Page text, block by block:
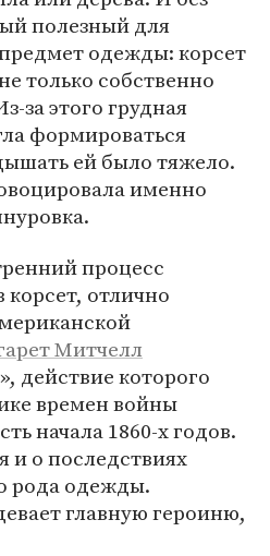
полезный для
одежды: корсет
только собственно
за этого грудная
формироваться
ей было тяжело.
именно
процесс
отлично
Митчелл
действие которого
времен войны
начала 1860-х годов.
и о последствиях
рода одежды.
главную героиню,